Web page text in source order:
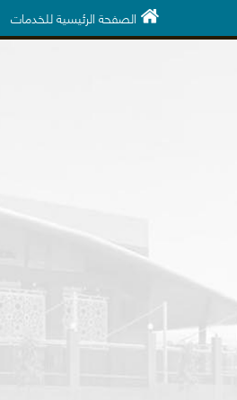
الصفحة الرئيسية للخدمات